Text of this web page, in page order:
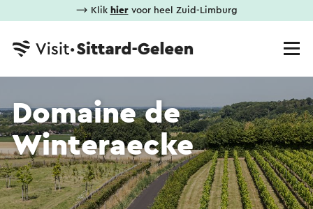
⟶ Klik hiervoor heel Zuid-Limburg
Domaine de
Winteraecke